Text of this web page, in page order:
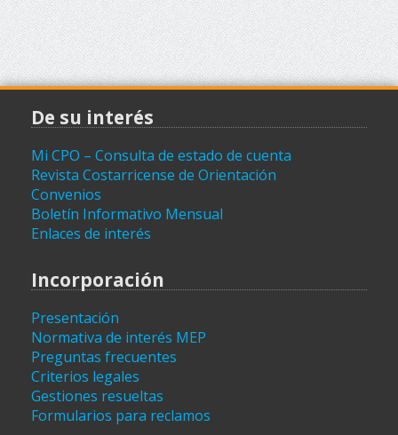
De su interés
Mi CPO – Consulta de estado de cuenta
Revista Costarricense de Orientación
Convenios
Boletín Informativo Mensual
Enlaces de interés
Incorporación
Presentación
Normativa de interés MEP
Preguntas frecuentes
Criterios legales
Gestiones resueltas
Formularios para reclamos